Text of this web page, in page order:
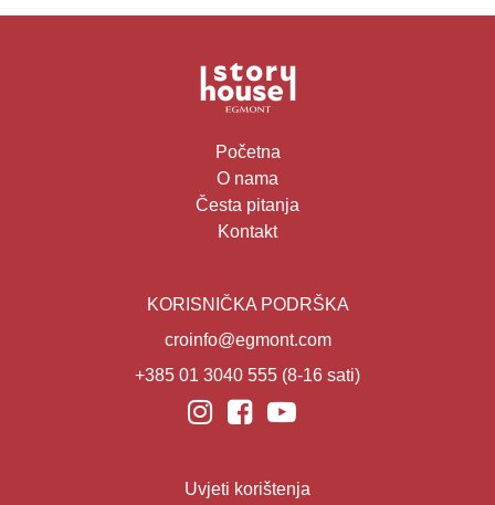
Početna
O nama
Česta pitanja
Kontakt
KORISNIČKA PODRŠKA
croinfo@egmont.com
+385 01 3040 555 (8-16 sati)
Uvjeti korištenja